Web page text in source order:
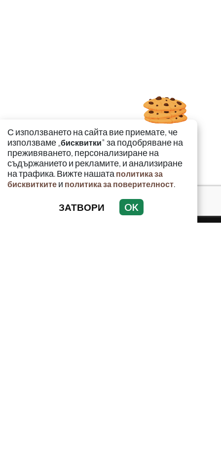
С използването на сайта вие приемате, че
използваме „бисквитки" за подобряване на
преживяването, персонализиране на
съдържанието и рекламите, и анализиране
на трафика. Вижте нашата политика за
бисквитките и политика за поверителност.
ЗАТВОРИ OK